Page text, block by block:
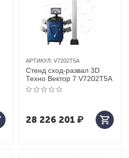
АРТИКУЛ: V7202T5A
Стенд сход-развал 3D
Техно Вектор 7 V7202T5A
28 226 201₽